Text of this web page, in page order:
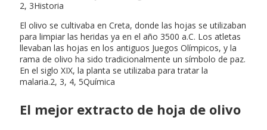
2, 3Historia
El olivo se cultivaba en Creta, donde las hojas se utilizaban
para limpiar las heridas ya en el año 3500 a.C. Los atletas
llevaban las hojas en los antiguos Juegos Olímpicos, y la
rama de olivo ha sido tradicionalmente un símbolo de paz.
En el siglo XIX, la planta se utilizaba para tratar la
malaria.2, 3, 4, 5Química
El mejor extracto de hoja de olivo